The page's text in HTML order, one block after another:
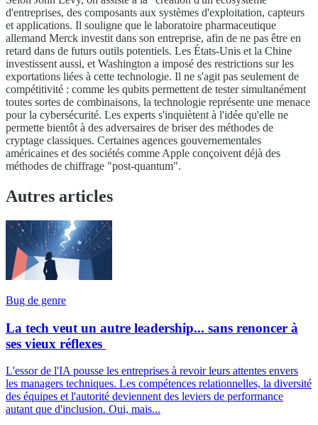
d'entreprises, des composants aux systèmes d'exploitation, capteurs
et applications. Il souligne que le laboratoire pharmaceutique
allemand Merck investit dans son entreprise, afin de ne pas être en
retard dans de futurs outils potentiels. Les États-Unis et la Chine
investissent aussi, et Washington a imposé des restrictions sur les
exportations liées à cette technologie. Il ne s'agit pas seulement de
compétitivité : comme les qubits permettent de tester simultanément
toutes sortes de combinaisons, la technologie représente une menace
pour la cybersécurité. Les experts s'inquiètent à l'idée qu'elle ne
permette bientôt à des adversaires de briser des méthodes de
cryptage classiques. Certaines agences gouvernementales
américaines et des sociétés comme Apple conçoivent déjà des
méthodes de chiffrage "post-quantum".
Autres articles
Bug de genre
La tech veut un autre leadership... sans renoncer à
ses vieux réflexes
L'essor de l'IA pousse les entreprises à revoir leurs attentes envers
les managers techniques. Les compétences relationnelles, la diversité
des équipes et l'autorité deviennent des leviers de performance
autant que d'inclusion. Oui, mais...